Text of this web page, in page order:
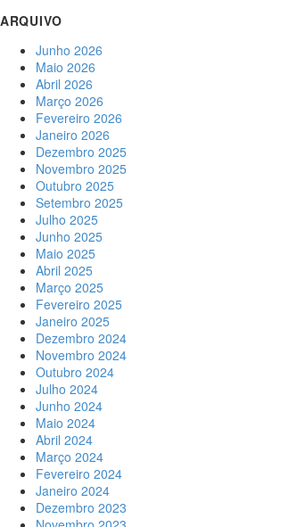
ARQUIVO
Junho 2026
Maio 2026
Abril 2026
Março 2026
Fevereiro 2026
Janeiro 2026
Dezembro 2025
Novembro 2025
Outubro 2025
Setembro 2025
Julho 2025
Junho 2025
Maio 2025
Abril 2025
Março 2025
Fevereiro 2025
Janeiro 2025
Dezembro 2024
Novembro 2024
Outubro 2024
Julho 2024
Junho 2024
Maio 2024
Abril 2024
Março 2024
Fevereiro 2024
Janeiro 2024
Dezembro 2023